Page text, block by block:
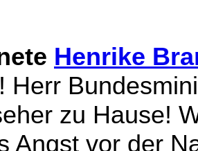
Henrike
Herr
zu Hause!
Angst vor der